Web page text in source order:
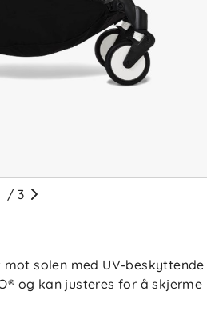
/ 3
mot solen med UV-
og kan justeres for å skjerme